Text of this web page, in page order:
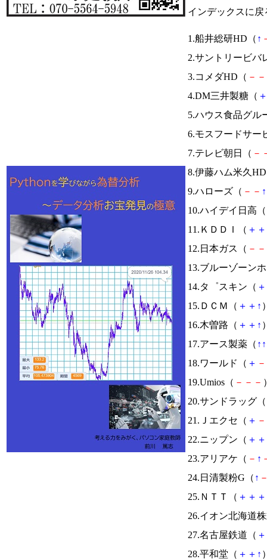
インデックスに戻
1.船井総研HD（ ↑
2.サントリービバ
3.コメダHD（ － －
4.DM三井製糖（ ＋
5.ハウス食品グル
6.モスフードサー
7.テレビ朝日（ －
8.伊藤ハム米久
9.ハローズ（ － － ↑
10.ハイデイ日高（
11.ＫＤＤＩ（ ＋ ＋
12.日本ガス（ － －
13.ブルーゾーン
14.タ゜スキン（ ＋
15.ＤＣＭ（ ＋ ＋ ↑
16.木曽路（ ＋ ＋ ↑
17.アース製薬（ ↑ ↑
18.ワールド（ ＋ －
19.Umios（ － － －
20.サンドラッグ（
21.Ｊエクセ（ ＋ －
22.ニップン（ ＋ ＋
23.アリアケ（ － ↑
24.日清製粉G（ ↑
25.ＮＴＴ（ ＋ ＋ ＋
26.イオン北海道
27.名古屋鉄道（ ＋
28.平和堂（ ＋ ＋ ↑